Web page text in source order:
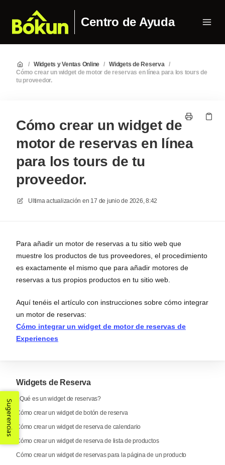
Centro de Ayuda
/ Widgets y Ventas Online / Widgets de Reserva /
Cómo crear un widget de motor de reservas en línea para los tours de
tu proveedor.
Cómo crear un widget de
motor de reservas en línea
para los tours de tu
proveedor.
Ultima actualización en 17 de junio de 2026, 8:42
Para añadir un motor de reservas a tu sitio web que
muestre los productos de tus proveedores, el procedimiento
es exactamente el mismo que para añadir motores de
reservas a tus propios productos en tu sitio web.
Aquí tenéis el artículo con instrucciones sobre cómo integrar
un motor de reservas:
Cómo integrar un widget de motor de reservas de
Experiences
Widgets de Reserva
¿Qué es un widget de reservas?
Cómo crear un widget de botón de reserva
Cómo crear un widget de reserva de calendario
Cómo crear un widget de reserva de lista de productos
Cómo crear un widget de reservas para la página de un producto
Sugerencias